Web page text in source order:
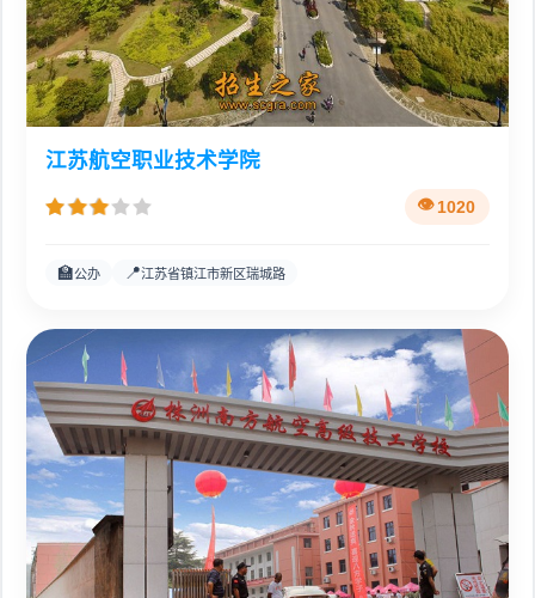
江苏航空职业技术学院
1020
🏫公办 📍江苏省镇江市新区瑞城路